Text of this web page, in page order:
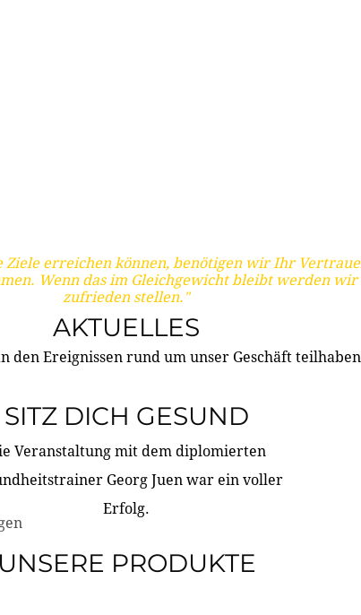
Ziele erreichen können, benötigen wir Ihr
Wenn das im Gleichgewicht bleibt werden
zufrieden stellen."
AKTUELLES
den Ereignissen rund um unser Geschäft teilhaben
SITZ DICH GESUND
Veranstaltung mit dem diplomierten
Georg Juen war ein voller
Erfolg.
UNSERE PRODUKTE